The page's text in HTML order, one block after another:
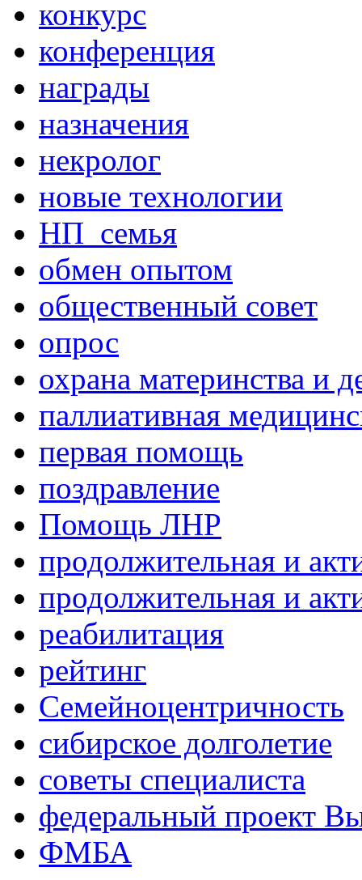
конкурс
конференция
награды
назначения
некролог
новые технологии
НП_семья
обмен опытом
общественный совет
опрос
охрана материнства и
паллиативная
первая помощь
поздравление
Помощь ЛНР
продолжительная и
продолжительная и
реабилитация
рейтинг
Семейноцентричность
сибирское долголетие
советы специалиста
федеральный проект
ФМБА